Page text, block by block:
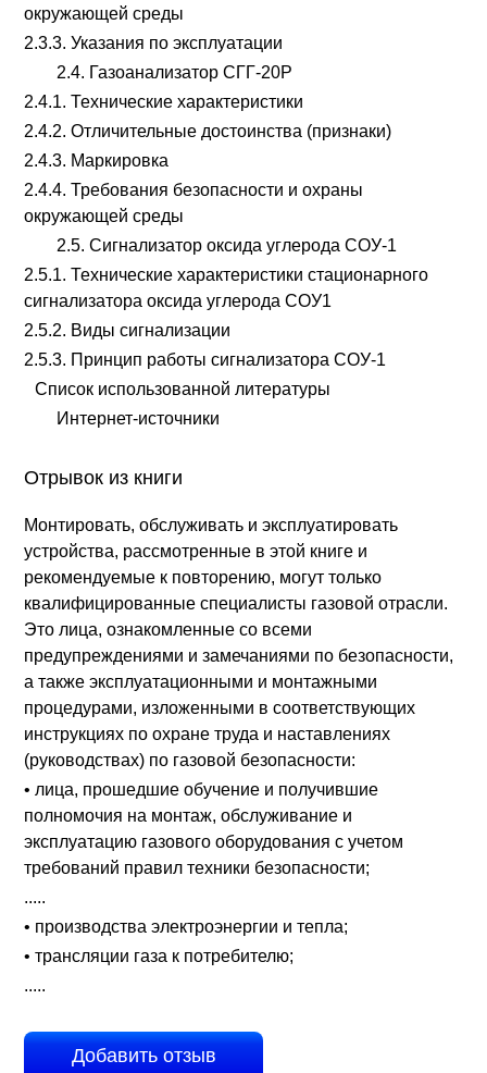
окружающей среды
2.3.3. Указания по эксплуатации
2.4. Газоанализатор СГГ-20Р
2.4.1. Технические характеристики
2.4.2. Отличительные достоинства (признаки)
2.4.3. Маркировка
2.4.4. Требования безопасности и охраны
окружающей среды
2.5. Сигнализатор оксида углерода СОУ-1
2.5.1. Технические характеристики стационарного
сигнализатора оксида углерода СОУ1
2.5.2. Виды сигнализации
2.5.3. Принцип работы сигнализатора СОУ-1
Список использованной литературы
Интернет-источники
Отрывок из книги
Монтировать, обслуживать и эксплуатировать
устройства, рассмотренные в этой книге и
рекомендуемые к повторению, могут только
квалифицированные специалисты газовой отрасли.
Это лица, ознакомленные со всеми
предупреждениями и замечаниями по безопасности,
а также эксплуатационными и монтажными
процедурами, изложенными в соответствующих
инструкциях по охране труда и наставлениях
(руководствах) по газовой безопасности:
• лица, прошедшие обучение и получившие
полномочия на монтаж, обслуживание и
эксплуатацию газового оборудования с учетом
требований правил техники безопасности;
.....
• производства электроэнергии и тепла;
• трансляции газа к потребителю;
.....
Добавить отзыв